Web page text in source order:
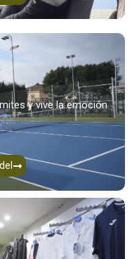
y vive la emoción